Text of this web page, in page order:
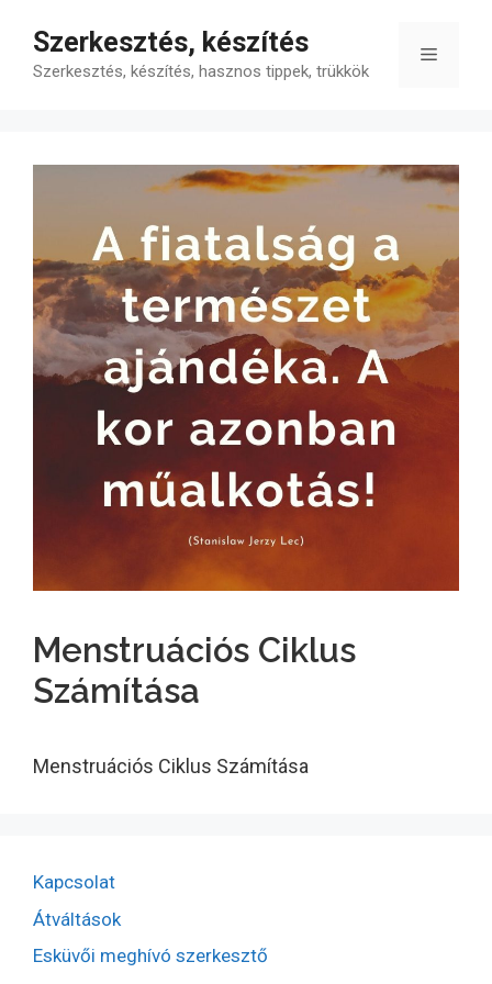
tartalomba
Szerkesztés, készítés
Szerkesztés, készítés, hasznos tippek, trükkök
Menü
Menstruációs Ciklus
Számítása
Menstruációs Ciklus Számítása
Kapcsolat
Átváltások
Esküvői meghívó szerkesztő